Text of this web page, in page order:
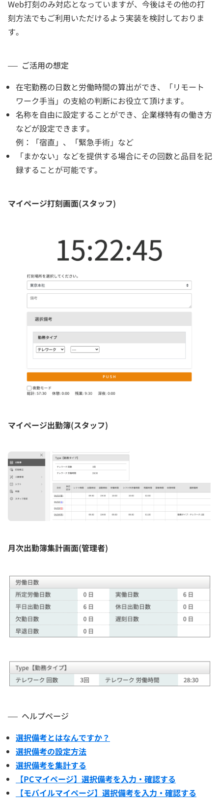
Web打刻のみ対応となっていますが、今後はその他の打
刻方法でもご利用いただけるよう実装を検討しておりま
す。
ご活用の想定
在宅勤務の日数と労働時間の算出ができ、「リモート
ワーク手当」の支給の判断にお役立て頂けます。
名称を自由に設定することができ、企業様特有の働き方
などが設定できます。
例：「宿直」、「緊急手術」など
「まかない」などを提供する場合にその回数と品目を記
録することが可能です。
マイページ打刻画面(スタッフ)
マイページ出勤簿(スタッフ)
月次出勤簿集計画面(管理者)
ヘルプページ
選択備考とはなんですか？
選択備考の設定方法
選択備考を集計する
【PCマイページ】選択備考を入力・確認する
【モバイルマイページ】選択備考を入力・確認する